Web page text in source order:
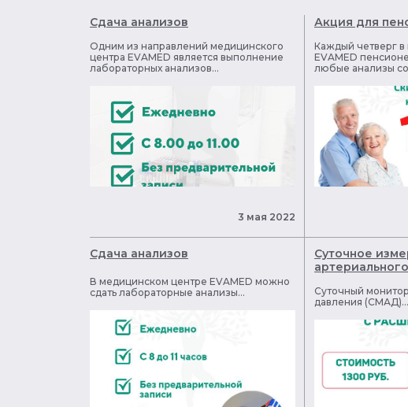
Сдача анализов
Одним из направлений медицинского
центра EVAMED является выполнение
лабораторных анализов...
3 мая 2022
Акция для
Каждый четверг
EVAMED
любые анализы со
Сдача анализов
В медицинском центре EVAMED можно
сдать лабораторные анализы...
Суточное
Суточный
давления (СМАД)...